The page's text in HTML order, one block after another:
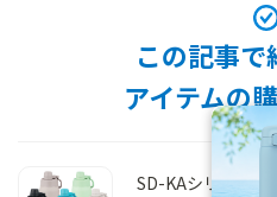
この記事
アイテムの
SD-KAシリーズ